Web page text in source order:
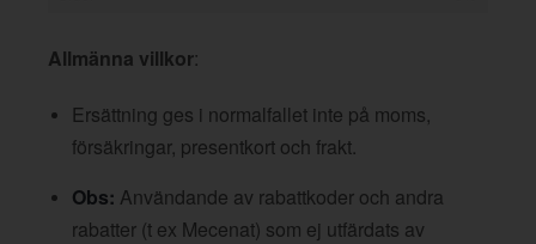
Allmänna villkor:
Ersättning ges i normalfallet inte på moms,
försäkringar, presentkort och frakt.
Obs: Användande av rabattkoder och andra
rabatter (t ex Mecenat) som ej utfärdats av